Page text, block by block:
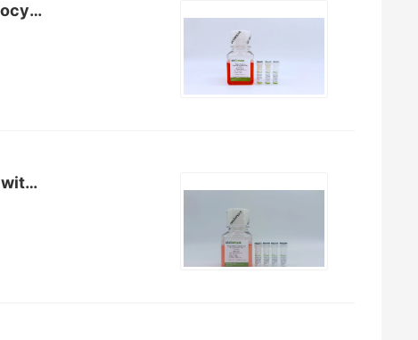
人肝细胞类器官扩增试剂盒（无血清） Human Hepatocyte Organoid Expansion K...
Wnt 优化型小鼠小肠Mouse Intestinal Organoid Kit with Wnt Optimization(...